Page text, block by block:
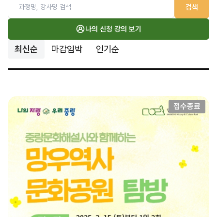
검색
나의 신청 강의 보기
최신순 마감임박 인기순
접수종료